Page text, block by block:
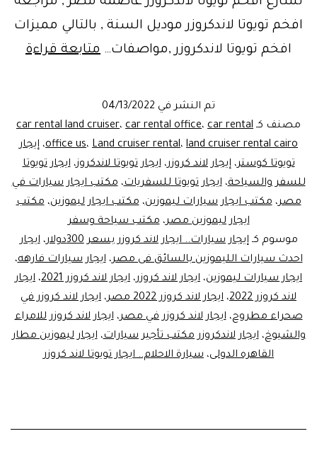
افخم تويوتا لاندكروزر موديل السنة , بالتالي مميزات
افخم تويوتا لاندكروزر ,مواصفات… متابعة قراءة
لاند
تم النشر في 04/13/2022
مصنف كـ
car rental land cruiser، car rental office، car rental
office us، Land cruiser rental، land cruiser rental cairo ، إيجار
تويوتا كوستر،إيجار لاند كروزر،ايجار تويوتا لاندكروز،ايجار تويوتا
للسفر والسياحة،ايجار تويوتا للسفريات،مكتب ايجار سيارات في
مصر،مكتب ايجار سيارات ليموزين،مكتب ايجار ليموزين،مكتب
ايجار ليموزين مصر،مكتب سياحة وسفر
موسوم كـإيجار سيارات.. ايجار لاند كروزر بسعر 300دولار ،ايجار
احدث سيارات الليموزين بالسائق فى مصر،ايجار سيارات فارهه،
ايجار سيارات ليموزين، ايجار لاند كروزر، ايجار لاند كروزر 2021 ، ايجار
لاند كروزر 2022
، ايجار لاند كروزر 2022 مصر ، ايجار لاند كروزر في
صحراء مطروح،ايجار لاند كروزر في مصر،ايجار لاند كروزر للامراء
والشيوخ،ايجار لاندكروزر مكتب تأجير سيارات،ايجار ليموزين مطار
القاهره الدولى، سيارة الاحلام.. ايجار تويوتا لاند كروزر